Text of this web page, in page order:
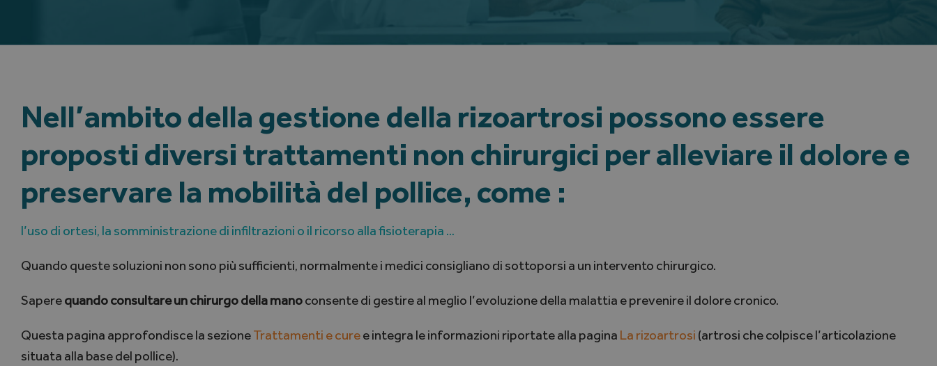
Nell’ambito della gestione della rizoartrosi possono essere
proposti diversi trattamenti non chirurgici per alleviare il dolore e
preservare la mobilità del pollice, come :
l’uso di ortesi, la somministrazione di infiltrazioni o il ricorso alla fisioterapia …
Quando queste soluzioni non sono più sufficienti, normalmente i medici consigliano di sottoporsi a un intervento chirurgico.
Saperequando consultare un chirurgo della manoconsente di gestire al meglio l’evoluzione della malattia e prevenire il dolore cronico.
Questa pagina approfondisce la sezioneTrattamenti e curee integra le informazioni riportate alla pagina La rizoartrosi (artrosi che colpisce l’articolazione
situata alla base del pollice).